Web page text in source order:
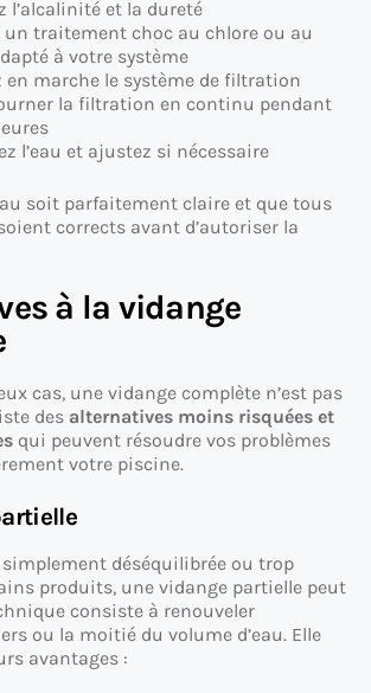
l’alcalinité et la dureté
un traitement choc au chlore ou au
à votre système
en marche le système de filtration
la filtration en continu pendant
l’eau et ajustez si nécessaire
soit parfaitement claire et que tous
corrects avant d’autoriser la
à la vidange
cas, une vidange complète n’est pas
des alternatives moins risquées et
qui peuvent résoudre vos problèmes
votre piscine.
déséquilibrée ou trop
produits, une vidange partielle peut
consiste à renouveler
ou la moitié du volume d’eau. Elle
avantages :